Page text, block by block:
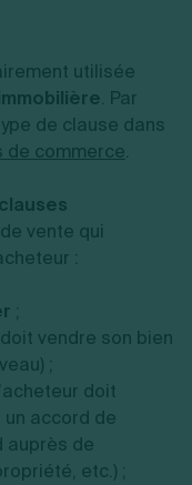
utilisée
. Par
de clause dans
de commerce.
vente qui
:
;
vendre son bien
;
doit
accord de
auprès de
etc.) ;